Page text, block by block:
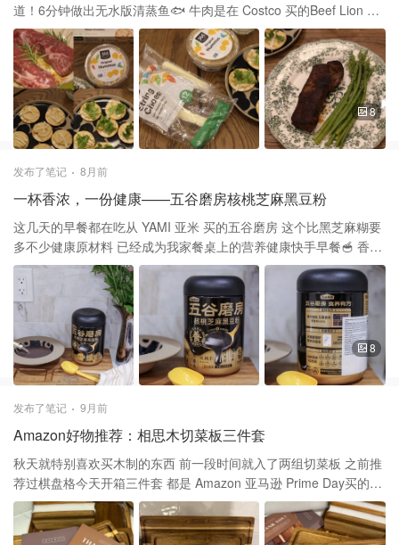
道！6分钟做出无水版清蒸鱼🐟 牛肉是在 Costco 买的Beef Lion 牛
里脊肉是一种来自牛腹肉区域的瘦肉 肉质鲜嫩且无骨的部位，常被
称为“顶级肉块” 我喜欢吃全熟的所以煎的时间比较久 切开时候完全
看不到红色的 吃起来口感很好，虽然是welldone 但是肉质嚼起来也
是嫩的，就是稍微有点柴 喜欢吃半熟或者稍生点的可以减少煎的时
间 材料我用了👇 Rosemary 黄油🧈 大蒜🧄 第一次在 Whole Foods
买鹰嘴豆泥 陪着Garlic & Herb Cracker很好吃 健康小食可以再家
cheese和生菜🥬 Costco玻璃瓶气泡水本期折扣可以入 放青柠🍋‍🟩
一起喝味道超赞 在家轻松自制青柠🍋‍🟩气泡水🫧
8
发布了笔记 8月前
一杯香浓，一份健康——五谷磨房核桃芝麻黑豆粉
这几天的早餐都在吃从 YAMI 亚米 买的五谷磨房 这个比黑芝麻糊要
多不少健康原材料 已经成为我家餐桌上的营养健康快手早餐🥣 香浓
的五谷磨房核桃芝麻黑豆粉只需要热水冲泡 在快节奏的现代生活
中，人们开始意识到 “吃得健康”的重要性，比起油腻的快餐 五谷磨
房成为我们早晨的第一份能量与温暖 一口能喝到十种营养：核桃，
黑芝麻，黑豆，糙米等 它选用精选优质核桃，芝麻与黑豆作为原料
核桃富含优质脂肪酸，有助于大脑发育与记忆力提升 芝麻富含钙、
铁与维生素E，能够滋养肌肤、延缓衰老 黑豆被誉为“豆中之王”，含
有丰富的植物蛋白与花青素 可以帮助提高人的免疫力，只需加入热
水即可食用 亚米买两罐，一罐$12.99，又用了折扣券$24减$5 相当
接加热水 一碗香气四溢，口感细腻顺滑的芝麻糊就泡好了 喝起来感
觉不是特别甜，香浓的黑芝麻味道 五谷磨房主打“自然、健康、无添
加”的理念 通过传统工艺和现代科技相结合的制作工艺 在保留原香
原味的同时，采用低温烘焙 和科学研磨技术，锁住营养成分 每一勺
粉末，都蕴含着原料最天然的力量 也能喝出浓浓幸福感～ 养生新方
式，从一杯热黑豆粉开始 在熬夜、压力、饮食不规律成为常态的今
8
发布了笔记 9月前
Amazon好物推荐：相思木切菜板三件套
秋天就特别喜欢买木制的东西 前一段时间就入了两组切菜板 之前推
荐过棋盘格今天开箱三件套 都是 Amazon 亚马逊 Prime Day买的，
超划算 这个三件套是相思木，还附送一个木质架子 木质切菜板支架
单买也要不少钱 相思木是一种生长在热带和亚热带地区的硬木 木质
坚硬，纹理美观，常被用于制作家具等 这款是双面使用，前面有水